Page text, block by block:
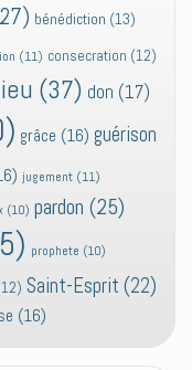
bénédiction (13)
(11) consecration (12)
(37) don (17)
grâce (16) guérison
jugement (11)
(10) pardon (25)
prophete (10)
Saint-Esprit (22)
(16)